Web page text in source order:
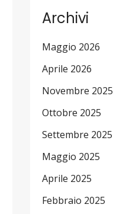
Archivi
Maggio 2026
Aprile 2026
Novembre 2025
Ottobre 2025
Settembre 2025
Maggio 2025
Aprile 2025
Febbraio 2025